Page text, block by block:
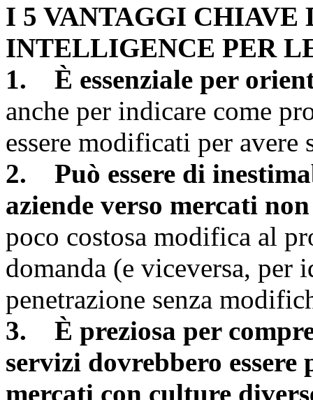
I 5 VANTAGGI
INTELLIGENCE PER
1. È essenziale per
anche per indicare come
essere modificati per avere
2. Può essere di
aziende verso mercati
poco costosa modifica al
domanda (e viceversa,
penetrazione senza
3. È preziosa per
servizi dovrebbero
mercati con culture